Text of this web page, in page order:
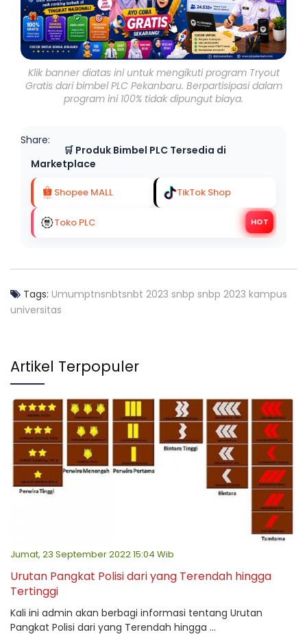
Klik banner diatas ini untuk mengikuti program Tryout
Gratis dari bimbel PLC Pekanbaru. Berpartisipasi dalam
program ini 100% tidak dipungut biaya.
Share:
🛒 Produk Bimbel PLC Tersedia di
Marketplace
Shopee MALL TikTok Shop
HOT
Toko PLC
Tags: Umumptnsnbtsnbt 2023 snbp snbp 2023 kampus
universitas
Artikel Terpopuler
Jumat, 23 September 2022 15:04 Wib
Urutan Pangkat Polisi dari yang Terendah hingga
Tertinggi
Kali ini admin akan berbagi informasi tentang Urutan
Pangkat Polisi dari yang Terendah hingga ...